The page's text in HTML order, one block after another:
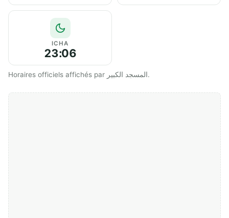
ICHA
23:06
Horaires officiels affichés par المسجد الكبير.